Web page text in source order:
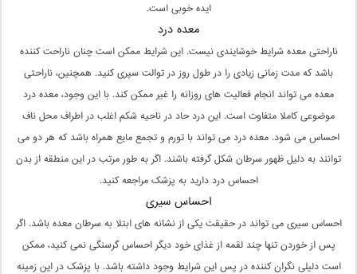
ایده خوبی است.
معده درد
ناراحتی معده شرایط خوشایندی نیست. این شرایط ممکن است چنان ناراحت کننده
باشد که مدت زمانی زیادی را در طول روز در توالت سپری کنید. همچنین، ناراحتی
معده می تواند انجام فعالیت های روزانه را غیر ممکن کند. با این وجود، معده درد
موضوعی کاملا متفاوت است. این درد حاد در ناحیه شکم اغلب در اطراف محل ناف
احساس می شود. معده درد می تواند با تورم و تجمع مایع همراه باشد که هر دو می
توانند به دلیل ظهور سرطان شکل گرفته باشند. اگر به طور مرتب در این منطقه از بدن
احساس درد دارید به پزشک مراجعه کنید.
احساس سیری
احساس سیری می تواند در حقیقت یکی از نشانه های ابتلا به سرطان معده باشد. اگر
پس از خوردن تنها چند لقمه از غذای خود دیگر احساس گرسنگی نمی کنید، ممکن
است دلیلی نگران کننده در پس این شرایط وجود داشته باشد. با پزشک در این زمینه